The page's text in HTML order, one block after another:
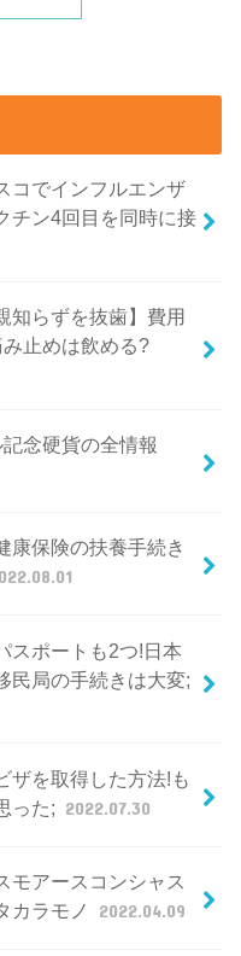
コでインフルエンザ
チン4回目を同時に接
知らずを抜歯】費用
止めは飲める?
念硬貨の全情報
康保険の扶養手続き
スポートも2つ!日本
民局の手続きは大変;
ザを取得した方法!も
った; 2022.07.30
モアースコンシャス
カラモノ
2022.04.09